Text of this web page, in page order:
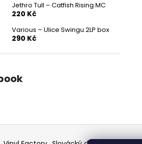
Jethro Tull – Catfish Rising MC
220 Kč
Various ‎– Ulice Swingu 2LP box
290 Kč